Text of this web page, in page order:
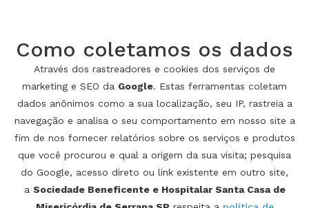
Como coletamos os dados
Através dos rastreadores e cookies dos serviços de
marketing e SEO da Google. Estas ferramentas coletam
dados anônimos como a sua localização, seu IP, rastreia a
navegação e analisa o seu comportamento em nosso site a
fim de nos fornecer relatórios sobre os serviços e produtos
que você procurou e qual a origem da sua visita; pesquisa
do Google, acesso direto ou link existente em outro site,
a Sociedade Beneficente e Hospitalar Santa Casa de